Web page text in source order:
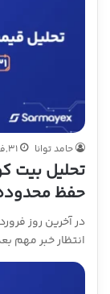
حامد توانا 31,فروردین,1405
حفظ محدوده ۷۵ هزار
در آخرین روز
انتظار خبر مهم